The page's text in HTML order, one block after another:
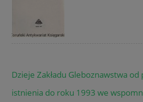
Dzieje Zakładu Gleboznawstwa od
istnienia do roku 1993 we